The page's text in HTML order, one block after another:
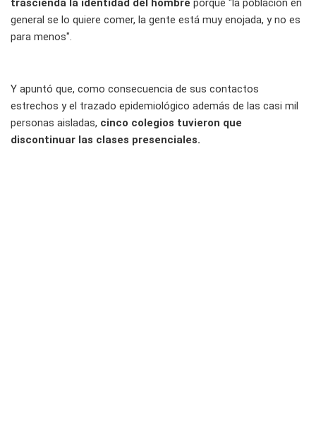
general se lo quiere comer, la gente está muy enojada, y no es
para menos".
Y apuntó que, como consecuencia de sus contactos
estrechos y el trazado epidemiológico además de las casi mil
personas aisladas, cinco colegios tuvieron que
discontinuar las clases presenciales.